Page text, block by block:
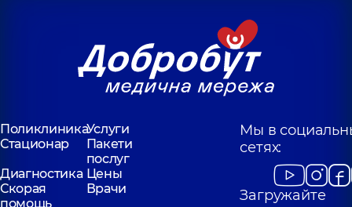
ПоликлиникаУслуги
Стационар
Пакети
послуг
Диагностика Цены
Скорая
помощь
Врачи
Мы в
сетях:
Загружайте